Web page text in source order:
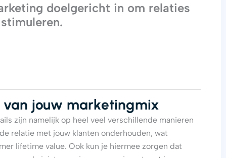
doelgericht in om relaties
jouw marketingmix
zijn namelijk op heel veel verschillende manieren
relatie met jouw klanten onderhouden, wat
lifetime value. Ook kun je hiermee zorgen dat